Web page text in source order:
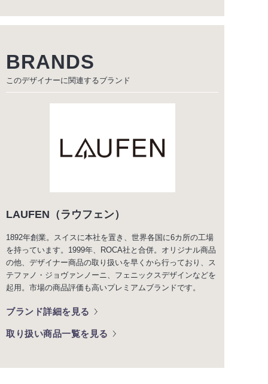
BRANDS
このデザイナーに関連するブランド
LAUFEN（ラウフェン）
1892年創業。スイスに本社を置き、世界各国に6カ所の工場
を持っています。1999年、ROCA社と合併。オリジナル商品
の他、デザイナー商品の取り扱いを早くから行っており、ス
テファノ・ジョヴァンノーニ、フェニックスデザインなどを
起用。市場の商品評価も高いプレミアムブランドです。
ブランド詳細を見る
取り扱い商品一覧を見る